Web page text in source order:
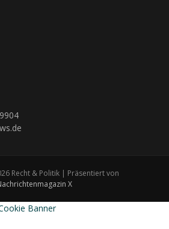
Recht & Politik | Präsentiert von
X
Banner